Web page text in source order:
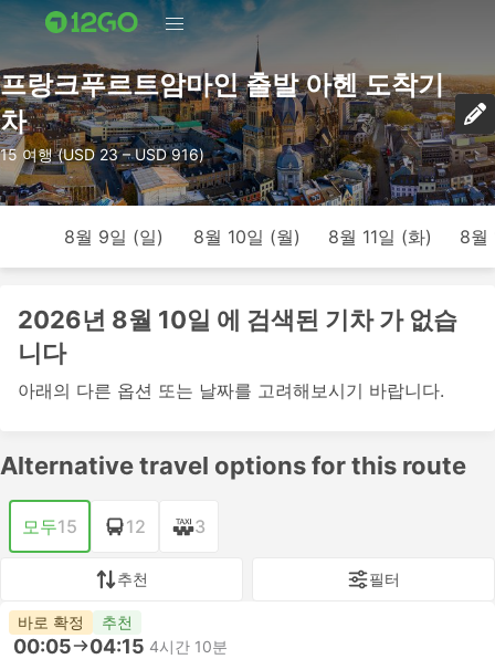
프랑크푸르트암마인 출발 아헨 도착기
차
15 여행 (USD 23 – USD 916)
8월 9일 (일) 8월 10일 (월) 8월 11일 (화) 8월
2026년 8월 10일 에 검색된 기차 가 없습
니다
아래의 다른 옵션 또는 날짜를 고려해보시기 바랍니다.
Alternative travel options for this route
모두15 12 3
추천 필터
바로 확정 추천
00:05 04:15 4시간 10분